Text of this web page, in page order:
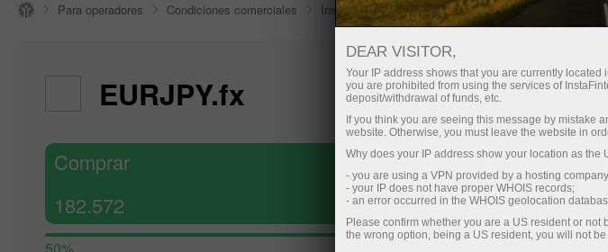
Para operadores Condiciones comerciales Instrumentos comerciales EURJPY.FX
EURJPY.fx 182.572
07 Aug 2026
Comprar
182.572
Hide chart
7 August 2025 - 7 August 2026 1 year / 2 years / 3
Data
DEAR VISITOR,
Your IP address shows that you are currently
you are prohibited from using the services of
deposit/withdrawal of funds, etc.
If you think you are seeing this message by mistake
website. Otherwise, you must leave the website in
Why does your IP address show your location as the
- you are using a VPN provided by a hosting
- your IP does not have proper WHOIS records;
- an error occurred in the WHOIS geolocation
Please confirm whether you are a US resident or
the wrong option, being a US resident, you will not